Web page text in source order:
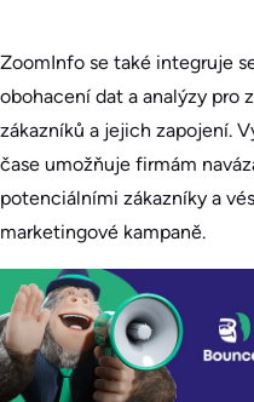
ZoomInfo se také integruje
obohacení dat a analýzy pro
zákazníků a jejich zapojení.
čase umožňuje firmám
potenciálními zákazníky a
marketingové kampaně.